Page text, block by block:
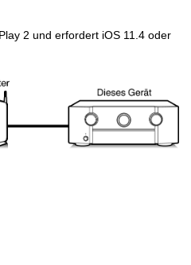
2 und erfordert iOS 11.4 oder